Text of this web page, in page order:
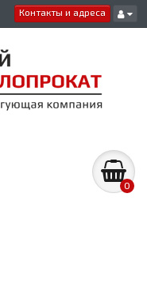
Контакты и адреса
0